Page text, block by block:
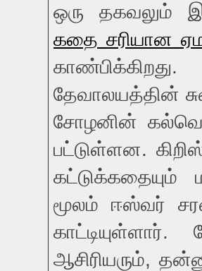
ஒரு தகவலும்
கதை சரியான
தேவாலயத்தின்
சோழனின்
பட்டுள்ளன.
கட்டுக்கதையும்
மூலம் ஈஸ்வர்
ஆசிரியரும்,